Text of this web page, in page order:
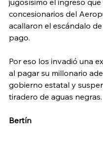
jugosísimo el ingreso
concesionarios del
acallaron el escándalo
pago.
Por eso los invadió una
al pagar su millonario
gobierno estatal y
tiradero de aguas negras.
Bertín